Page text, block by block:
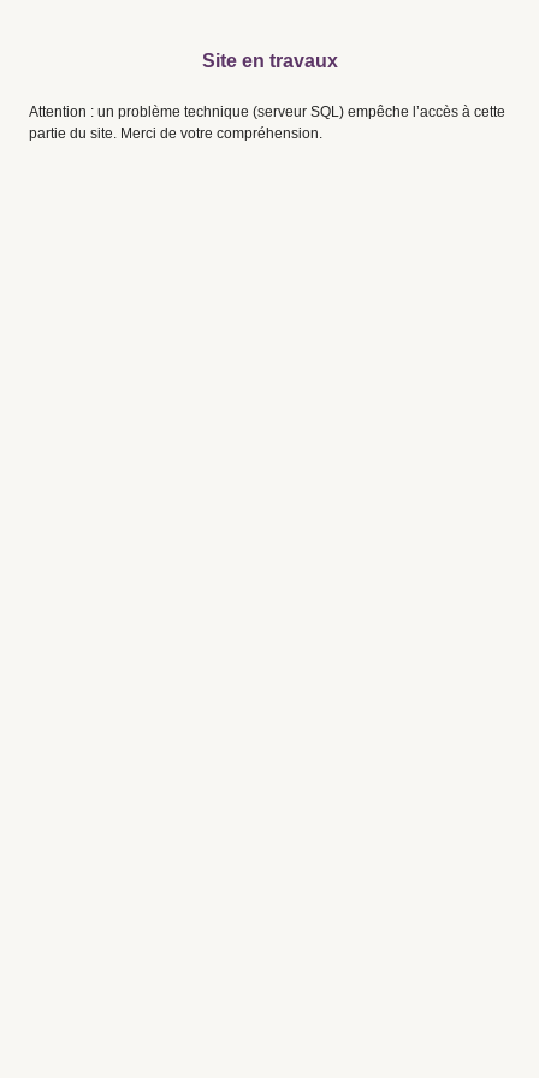
Site en travaux
Attention : un problème technique (serveur SQL) empêche l’accès à cette
partie du site. Merci de votre compréhension.